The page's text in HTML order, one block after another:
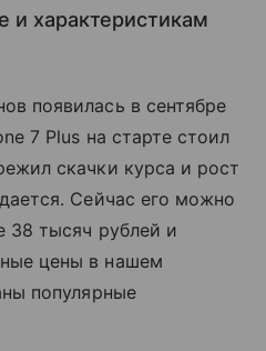
и характеристикам
появилась в сентябре
7 Plus на старте стоил
скачки курса и рост
Сейчас его можно
38 тысяч рублей и
цены в нашем
популярные